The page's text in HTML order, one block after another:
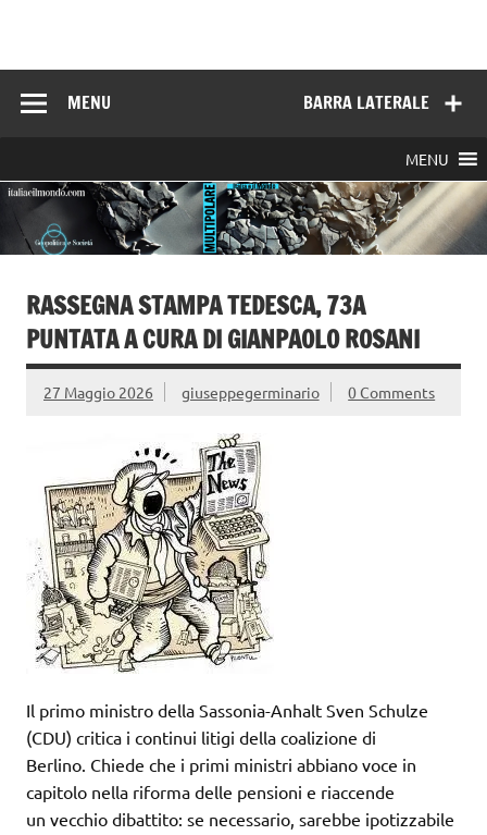
BARRA LATERALE
MENU
MENU
RASSEGNA STAMPA TEDESCA, 73A
PUNTATA A CURA DI GIANPAOLO ROSANI
27 Maggio 2026 giuseppegerminario 0 Comments
Il primo ministro della Sassonia-Anhalt Sven Schulze
(CDU) critica i continui litigi della coalizione di
Berlino. Chiede che i primi ministri abbiano voce in
capitolo nella riforma delle pensioni e riaccende
un vecchio dibattito: se necessario, sarebbe ipotizzabile